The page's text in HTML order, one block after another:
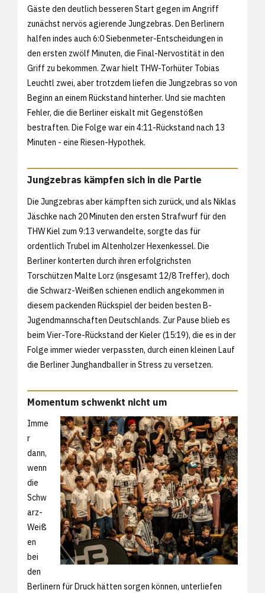
Gäste den deutlich besseren Start gegen im Angriff
zunächst nervös agierende Jungzebras. Den Berlinern
halfen indes auch 6:0 Siebenmeter-Entscheidungen in
den ersten zwölf Minuten, die Final-Nervostität in den
Griff zu bekommen. Zwar hielt THW-Torhüter Tobias
Leuchtl zwei, aber trotzdem liefen die Jungzebras so von
Beginn an einem Rückstand hinterher. Und sie machten
Fehler, die die Berliner eiskalt mit Gegenstößen
bestraften. Die Folge war ein 4:11-Rückstand nach 13
Minuten - eine Riesen-Hypothek.
Jungzebras kämpfen sich in die Partie
Die Jungzebras aber kämpften sich zurück, und als Niklas
Jäschke nach 20 Minuten den ersten Strafwurf für den
THW Kiel zum 9:13 verwandelte, sorgte das für
ordentlich Trubel im Altenholzer Hexenkessel. Die
Berliner konterten durch ihren erfolgrichsten
Torschützen Malte Lorz (insgesamt 12/8 Treffer), doch
die Schwarz-Weißen schienen endlich angekommen in
diesem packenden Rückspiel der beiden besten B-
Jugendmannschaften Deutschlands. Zur Pause blieb es
beim Vier-Tore-Rückstand der Kieler (15:19), die es in der
Folge immer wieder verpassten, durch einen kleinen Lauf
die Berliner Junghandballer in Stress zu versetzen.
Momentum schwenkt nicht um
Imme
r
dann,
wenn
die
Schw
arz-
Weiß
en
bei
den
Berlinern für Druck hätten sorgen können, unterliefen